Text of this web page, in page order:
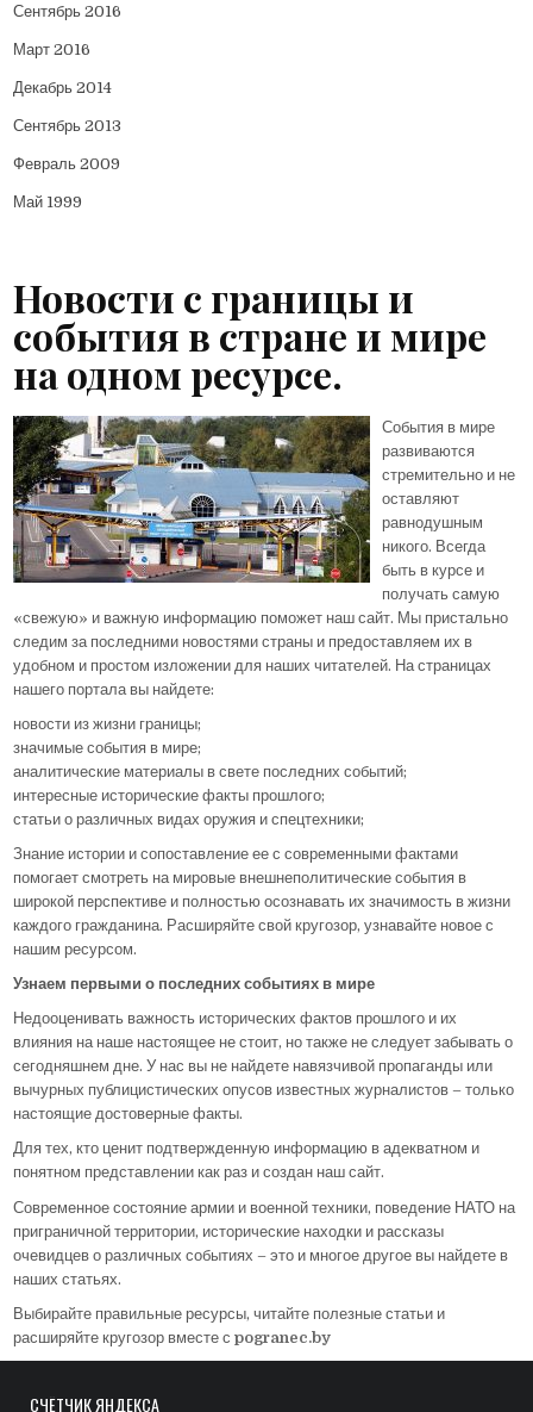
Сентябрь 2016
Март 2016
Декабрь 2014
Сентябрь 2013
Февраль 2009
Май 1999
Новости с границы и
события в стране и мире
на одном ресурсе.
События в мире
развиваются
стремительно и не
оставляют
равнодушным
никого. Всегда
быть в курсе и
получать самую
«свежую» и важную информацию поможет наш сайт. Мы пристально
следим за последними новостями страны и предоставляем их в
удобном и простом изложении для наших читателей. На страницах
нашего портала вы найдете:
новости из жизни границы;
значимые события в мире;
аналитические материалы в свете последних событий;
интересные исторические факты прошлого;
статьи о различных видах оружия и спецтехники;
Знание истории и сопоставление ее с современными фактами
помогает смотреть на мировые внешнеполитические события в
широкой перспективе и полностью осознавать их значимость в жизни
каждого гражданина. Расширяйте свой кругозор, узнавайте новое с
нашим ресурсом.
Узнаем первыми о последних событиях в мире
Недооценивать важность исторических фактов прошлого и их
влияния на наше настоящее не стоит, но также не следует забывать о
сегодняшнем дне. У нас вы не найдете навязчивой пропаганды или
вычурных публицистических опусов известных журналистов – только
настоящие достоверные факты.
Для тех, кто ценит подтвержденную информацию в адекватном и
понятном представлении как раз и создан наш сайт.
Современное состояние армии и военной техники, поведение НАТО на
приграничной территории, исторические находки и рассказы
очевидцев о различных событиях – это и многое другое вы найдете в
наших статьях.
Выбирайте правильные ресурсы, читайте полезные статьи и
расширяйте кругозор вместе сpogranec.by
СЧЁТЧИК ЯНДЕКСА